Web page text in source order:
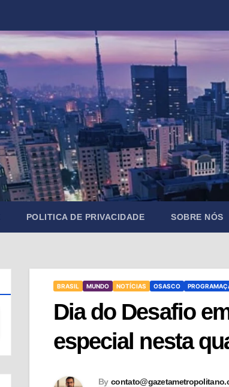
POLITICA DE PRIVACIDADE SOBRE NÓS
BRASIL MUNDO NOTÍCIAS OSASCO
Dia do Desafio
especial nesta
By